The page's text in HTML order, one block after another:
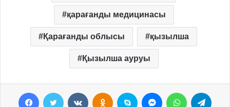
қарағанды медицинасы
Қарағанды облысы қызылша
Қызылша ауруы